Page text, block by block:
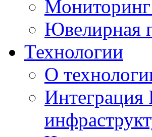
Мониторинг
Ювелирная
Технологии
О
Интеграция